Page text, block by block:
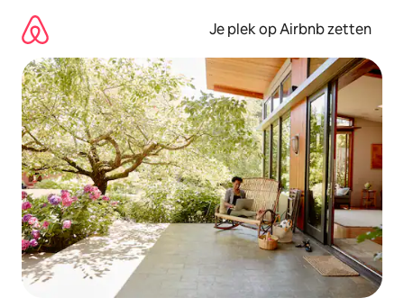
direct
naar
inhoud
Je plek op Airbnb zetten